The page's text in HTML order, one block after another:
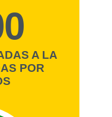
A LA
POR